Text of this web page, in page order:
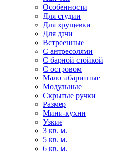
Особенности
Для студии
Для хрущевки
Для дачи
Встроенные
С антресолями
С барной стойкой
С островом
Малогабаритные
Модульные
Скрытые ручки
Размер
Мини-кухни
Узкие
3 кв. м.
5 кв. м.
6 кв. м.